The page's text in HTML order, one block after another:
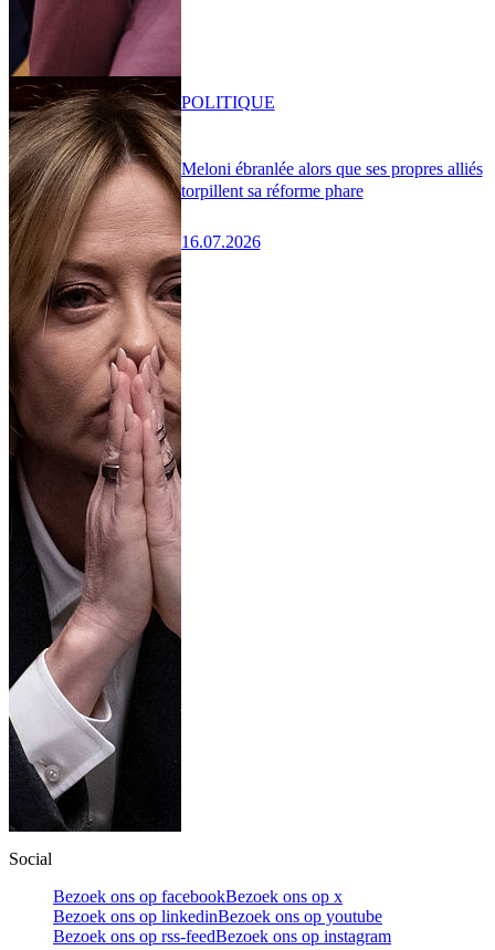
Meloni ébranlée alors que ses propres alliés
torpillent sa réforme phare
16.07.2026
POLITIQUE
Social
Bezoek ons op facebookBezoek ons op x
Bezoek ons op linkedinBezoek ons op youtube
Bezoek ons op rss-feedBezoek ons op instagram